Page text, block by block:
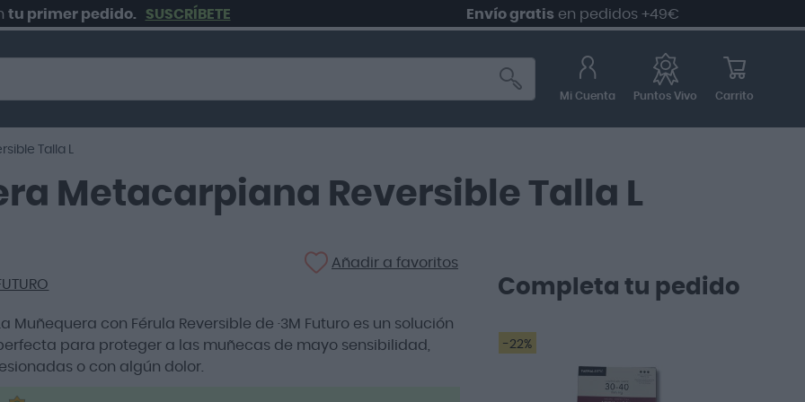
pedido. SUSCRÍBETE Envío gratisen pedidos +49€
Mi Cuenta Puntos Vivo Carrito
Talla L
Metacarpiana Reversible Talla L
Añadir a favoritos
Muñequera con Férula Reversible de ·3M Futuro es un solución
para proteger a las muñecas de mayo sensibilidad,
lesionadas o con algún dolor.
Completa tu pedido
-22%